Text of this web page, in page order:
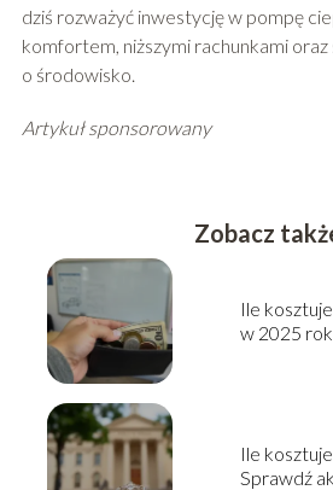
dziś rozważyć inwestycję w pompę
komfortem, niższymi rachunkami
o środowisko.
Artykuł sponsorowany
Zobacz
Ile
w 2025
Ile
Sprawdź